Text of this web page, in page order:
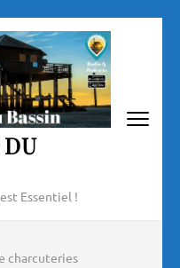
Essentiel !
charcuteries